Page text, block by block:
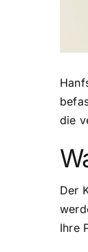
die
Der
Ihre